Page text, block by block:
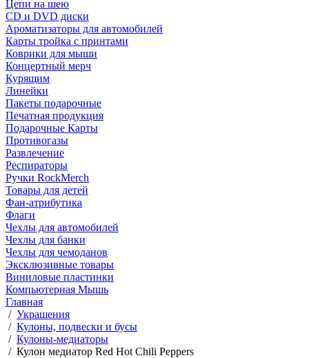
Цепи на шею
CD и DVD диски
Ароматизаторы для автомобилей
Карты тройка с принтами
Коврики для мыши
Концертный мерч
Курящим
Линейки
Пакеты подарочные
Печатная продукция
Подарочные Карты
Противогазы
Развлечение
Респираторы
Ручки RockMerch
Товары для детей
Фан-атрибутика
Флаги
Чехлы для автомобилей
Чехлы для банки
Чехлы для чемоданов
Эксклюзивные товары
Виниловые пластинки
Компьютерная Мышь
Главная
/ Украшения
/ Кулоны, подвески и бусы
/ Кулоны-медиаторы
/ Кулон медиатор Red Hot Chili Peppers